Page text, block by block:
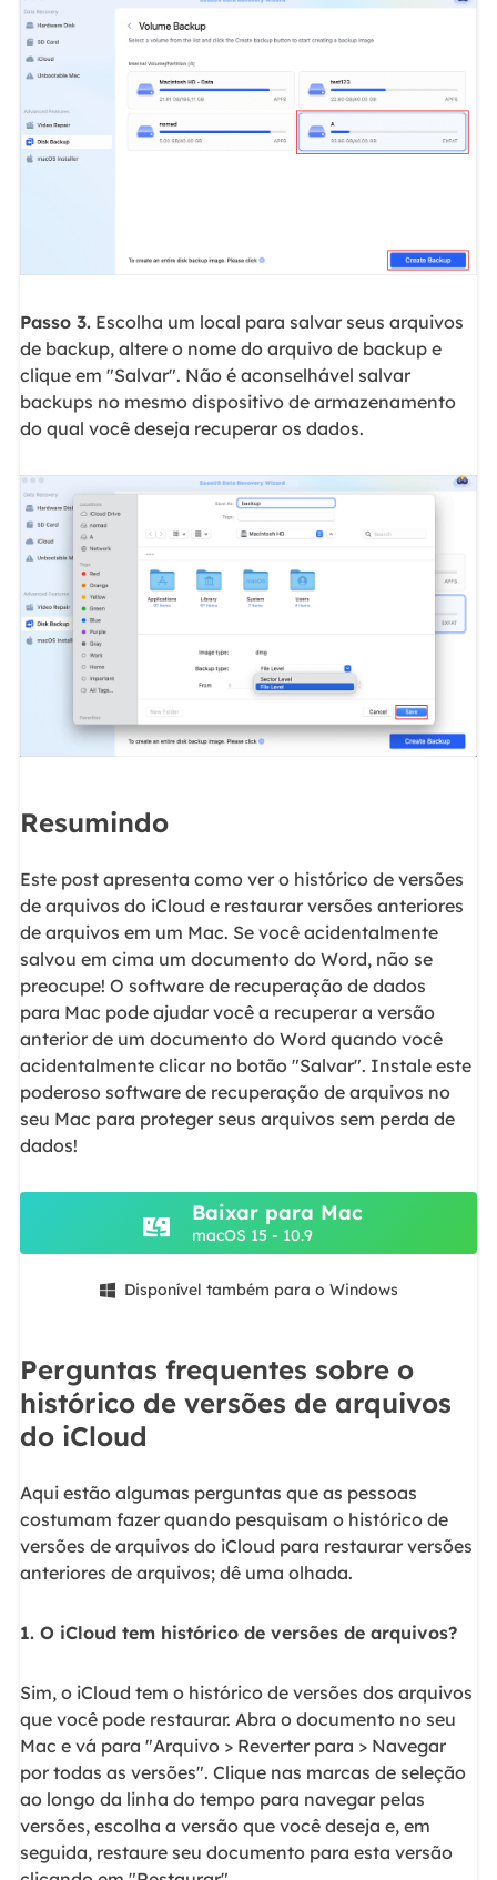
Passo 3.Escolha um local para salvar seus arquivos
de backup, altere o nome do arquivo de backup e
clique em "Salvar". Não é aconselhável salvar
backups no mesmo dispositivo de armazenamento
do qual você deseja recuperar os dados.
Resumindo
Este post apresenta como ver o histórico de versões
de arquivos do iCloud e restaurar versões anteriores
de arquivos em um Mac. Se você acidentalmente
salvou em cima um documento do Word, não se
preocupe! O software de recuperação de dados
para Mac pode ajudar você a recuperar a versão
anterior de um documento do Word quando você
acidentalmente clicar no botão "Salvar". Instale este
poderoso software de recuperação de arquivos no
seu Mac para proteger seus arquivos sem perda de
dados!
Baixar para Mac
macOS 15 - 10.9
 Disponível também para o Windows
Perguntas frequentes sobre o
histórico de versões de arquivos
do iCloud
Aqui estão algumas perguntas que as pessoas
costumam fazer quando pesquisam o histórico de
versões de arquivos do iCloud para restaurar versões
anteriores de arquivos; dê uma olhada.
1. O iCloud tem histórico de versões de arquivos?
Sim, o iCloud tem o histórico de versões dos arquivos
que você pode restaurar. Abra o documento no seu
Mac e vá para "Arquivo > Reverter para > Navegar
por todas as versões". Clique nas marcas de seleção
ao longo da linha do tempo para navegar pelas
versões, escolha a versão que você deseja e, em
seguida, restaure seu documento para esta versão